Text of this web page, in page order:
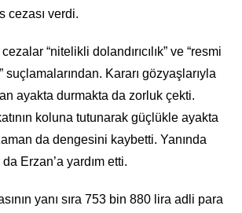
cezası verdi.
“nitelikli dolandırıcılık” ve “resmi
suçlamalarından. Kararı gözyaşlarıyla
ayakta durmakta da zorluk çekti.
koluna tutunarak güçlükle ayakta
da dengesini kaybetti. Yanında
Erzan’a yardım etti.
yanı sıra 753 bin 880 lira adli para